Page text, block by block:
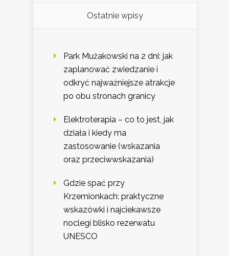
Ostatnie wpisy
Park Mużakowski na 2 dni: jak
zaplanować zwiedzanie i
odkryć najważniejsze atrakcje
po obu stronach granicy
Elektroterapia – co to jest, jak
działa i kiedy ma
zastosowanie (wskazania
oraz przeciwwskazania)
Gdzie spać przy
Krzemionkach: praktyczne
wskazówki i najciekawsze
noclegi blisko rezerwatu
UNESCO